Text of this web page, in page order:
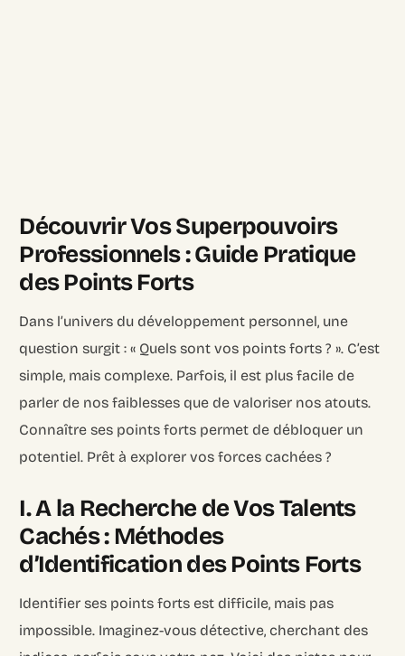
Découvrir Vos Superpouvoirs
Professionnels : Guide Pratique
des Points Forts
Dans l’univers du développement personnel, une
question surgit : « Quels sont vos points forts ? ». C’est
simple, mais complexe. Parfois, il est plus facile de
parler de nos faiblesses que de valoriser nos atouts.
Connaître ses points forts permet de débloquer un
potentiel. Prêt à explorer vos forces cachées ?
I. A la Recherche de Vos Talents
Cachés : Méthodes
d’Identification des Points Forts
Identifier ses points forts est difficile, mais pas
impossible. Imaginez-vous détective, cherchant des